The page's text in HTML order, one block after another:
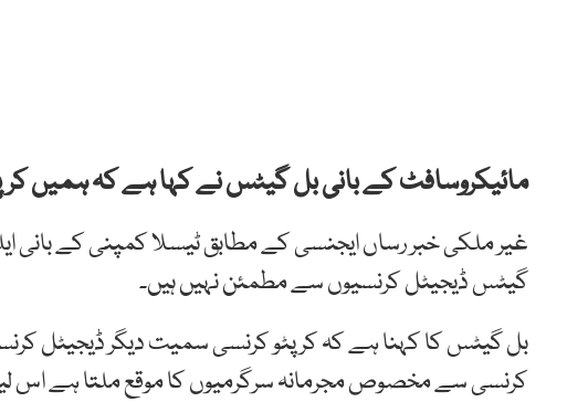
مائیکروسافٹ کے بانی بل گیٹس نے کہا ہے کہ ہمیں
غیر ملکی خبر رساں ایجنسی کے مطابق ٹیسلا کمپنی کے
گیٹس ڈیجیٹل کرنسیوں سے مطمئن نہیں ہیں۔
بل گیٹس کا کہنا ہے کہ کرپٹو کرنسی سمیت دیگر ڈیجیٹل
کرنسی سے مخصوص مجرمانہ سرگرمیوں کا موقع ملتا ہے اس